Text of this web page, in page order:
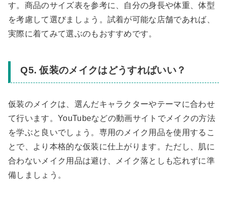
す。商品のサイズ表を参考に、自分の身長や体重、体型
を考慮して選びましょう。試着が可能な店舗であれば、
実際に着てみて選ぶのもおすすめです。
Q5. 仮装のメイクはどうすればいい？
仮装のメイクは、選んだキャラクターやテーマに合わせ
て行います。YouTubeなどの動画サイトでメイクの方法
を学ぶと良いでしょう。専用のメイク用品を使用するこ
とで、より本格的な仮装に仕上がります。ただし、肌に
合わないメイク用品は避け、メイク落としも忘れずに準
備しましょう。